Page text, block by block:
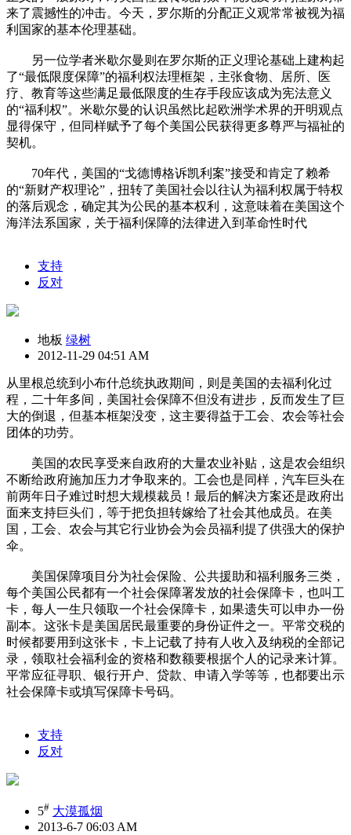
来了震撼性的冲击。今天，罗尔斯的分配正义观常常被视为福
利国家的基本伦理基础。
另一位学者米歇尔曼则在罗尔斯的正义理论基础上建构起
了“最低限度保障”的福利权法理框架，主张食物、居所、医
疗、教育等这些满足最低限度的生存手段应该成为宪法意义
的“福利权”。米歇尔曼的认识虽然比起欧洲学术界的开明观点
显得保守，但同样赋予了每个美国公民获得更多尊严与福祉的
契机。
70年代，美国的“戈德博格诉凯利案”接受和肯定了赖希
的“新财产权理论”，扭转了美国社会以往认为福利权属于特权
的落后观念，确定其为公民的基本权利，这意味着在美国这个
海洋法系国家，关于福利保障的法律进入到革命性时代
支持
反对
地板 绿树
2012-11-29 04:51 AM
从里根总统到小布什总统执政期间，则是美国的去福利化过
程，二十年多间，美国社会保障不但没有进步，反而发生了巨
大的倒退，但基本框架没变，这主要得益于工会、农会等社会
团体的功劳。
美国的农民享受来自政府的大量农业补贴，这是农会组织
不断给政府施加压力才争取来的。工会也是同样，汽车巨头在
前两年日子难过时想大规模裁员！最后的解决方案还是政府出
面来支持巨头们，等于把负担转嫁给了社会其他成员。在美
国，工会、农会与其它行业协会为会员福利提了供强大的保护
伞。
美国保障项目分为社会保险、公共援助和福利服务三类，
每个美国公民都有一个社会保障署发放的社会保障卡，也叫工
卡，每人一生只领取一个社会保障卡，如果遗失可以申办一份
副本。这张卡是美国居民最重要的身份证件之一。平常交税的
时候都要用到这张卡，卡上记载了持有人收入及纳税的全部记
录，领取社会福利金的资格和数额要根据个人的记录来计算。
平常应征寻职、银行开户、贷款、申请入学等等，也都要出示
社会保障卡或填写保障卡号码。
支持
反对
5# 大漠孤烟
2013-6-7 06:03 AM